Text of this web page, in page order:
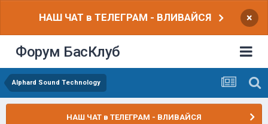
НАШ ЧАТ в ТЕЛЕГРАМ - ВЛИВАЙСЯ ×
Форум БасКлуб
Alphard Sound Technology
НАШ ЧАТ в ТЕЛЕГРАМ - ВЛИВАЙСЯ